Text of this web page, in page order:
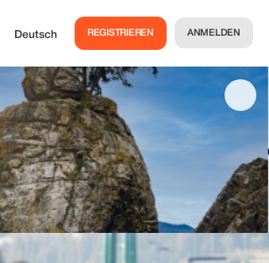
Deutsch REGISTRIEREN ANMELDEN